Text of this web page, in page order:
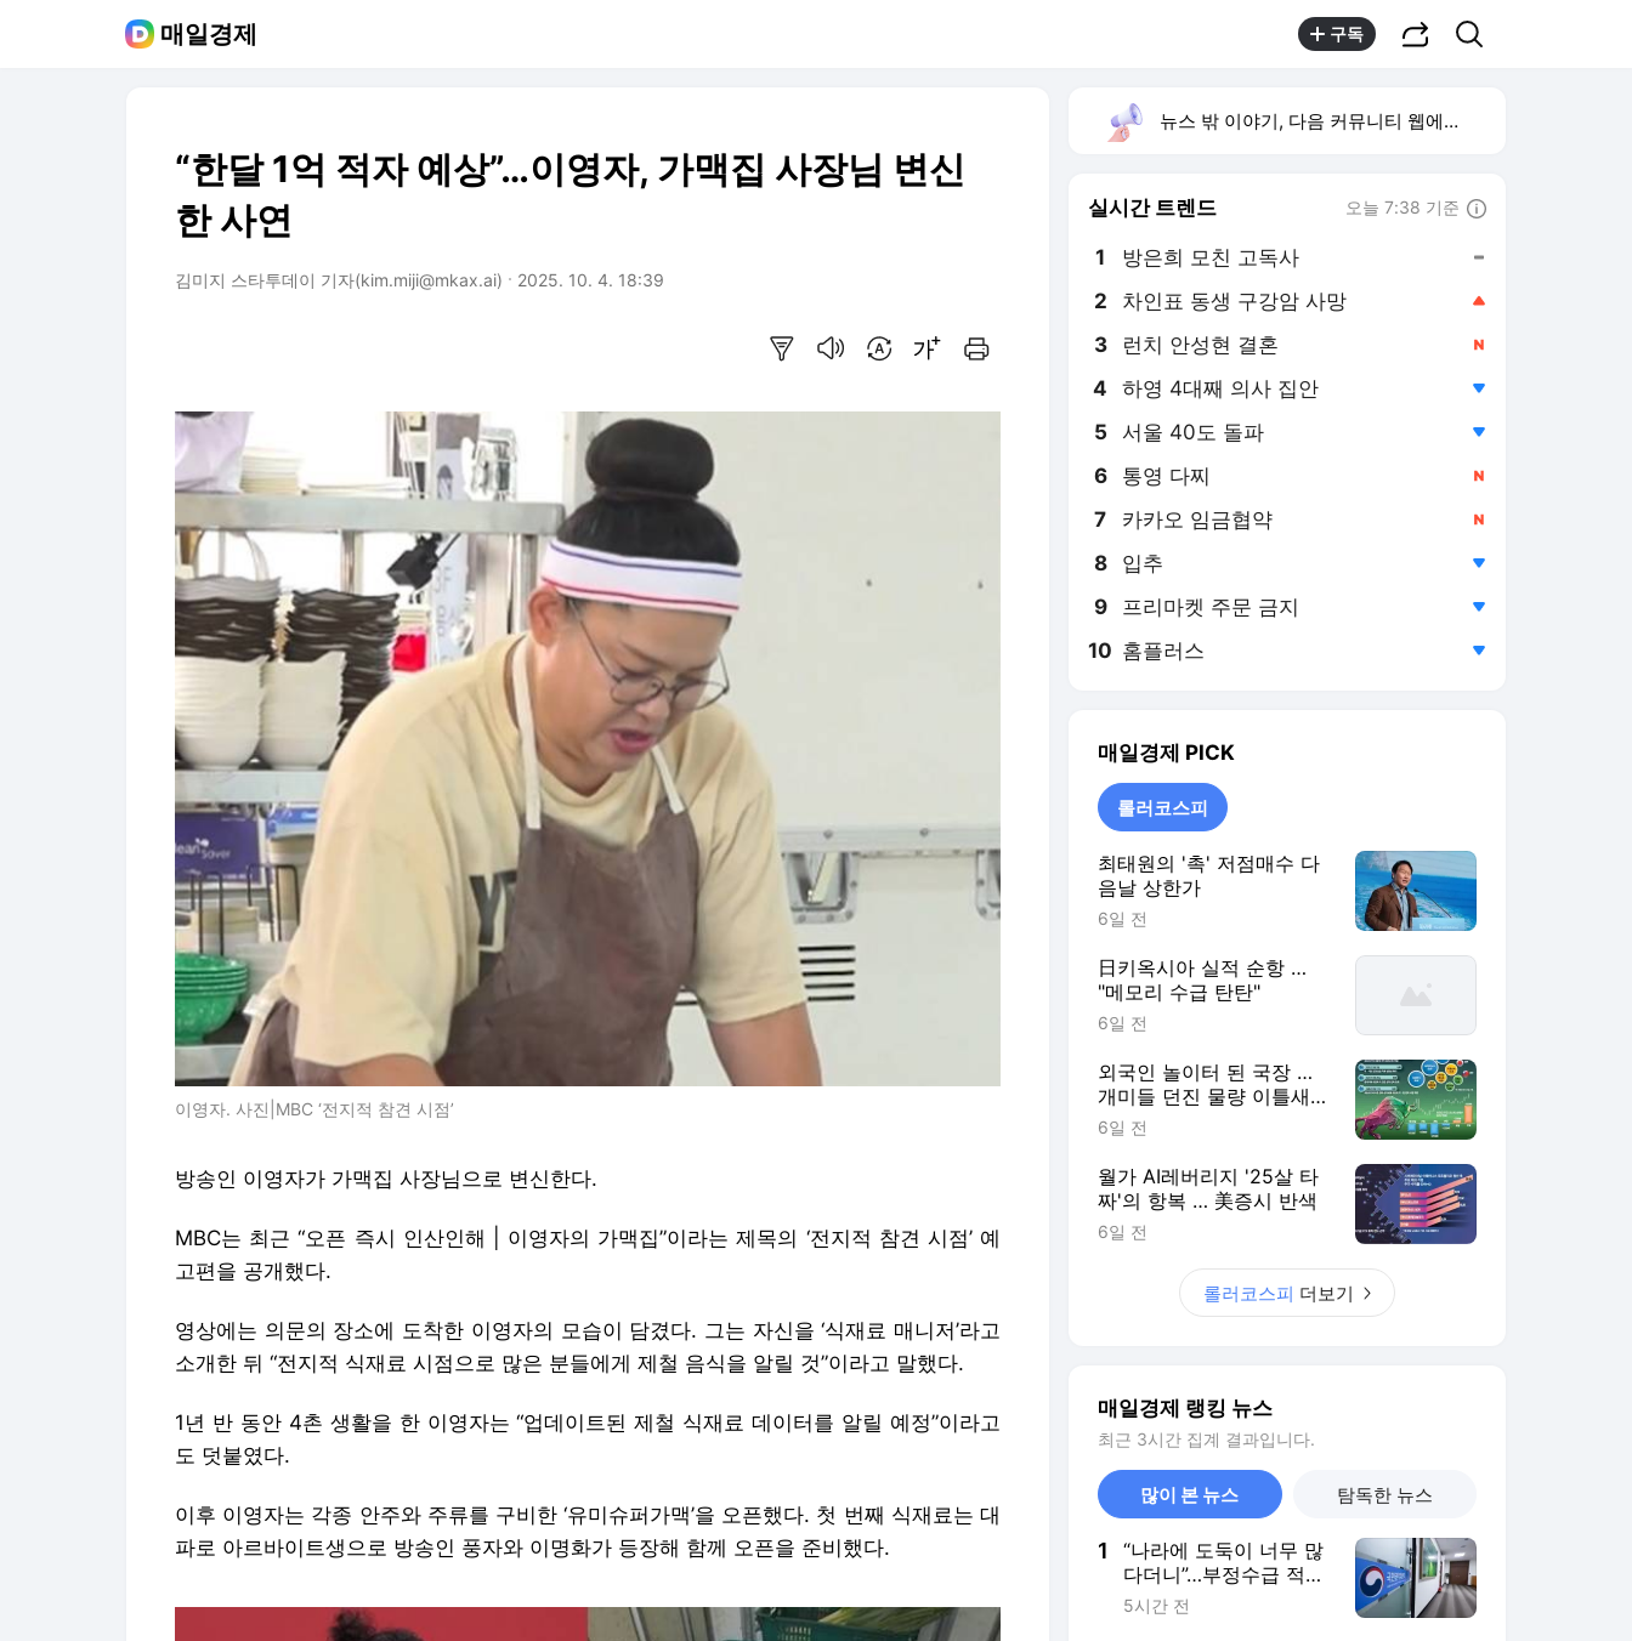
매일경제 구독
“한달 1억 적자 예상”…이영자, 가맥집 사장님 변신
한 사연
김미지 스타투데이 기자(kim.miji@mkax.ai) 2025. 10. 4. 18:39
이영자. 사진|MBC ‘전지적 참견 시점’
방송인 이영자가 가맥집 사장님으로 변신한다.
MBC는 최근 “오픈 즉시 인산인해 | 이영자의 가맥집”이라는 제목의 ‘전지적 참견 시점’ 예
고편을 공개했다.
영상에는 의문의 장소에 도착한 이영자의 모습이 담겼다. 그는 자신을 ‘식재료 매니저’라고
소개한 뒤 “전지적 식재료 시점으로 많은 분들에게 제철 음식을 알릴 것”이라고 말했다.
1년 반 동안 4촌 생활을 한 이영자는 “업데이트된 제철 식재료 데이터를 알릴 예정”이라고
도 덧붙였다.
이후 이영자는 각종 안주와 주류를 구비한 ‘유미슈퍼가맥’을 오픈했다. 첫 번째 식재료는 대
파로 아르바이트생으로 방송인 풍자와 이명화가 등장해 함께 오픈을 준비했다.
뉴스 밖 이야기, 다음 커뮤니티 웹에서 보기
실시간 트렌드 오늘 7:38 기준
1 방은희 모친 고독사
2 차인표 동생 구강암 사망
3 런치 안성현 결혼
4 하영 4대째 의사 집안
5 서울 40도 돌파
6 통영 다찌
7 카카오 임금협약
8 입추
9 프리마켓 주문 금지
10 홈플러스
매일경제 PICK
롤러코스피
최태원의 '촉' 저점매수 다
음날 상한가
6일 전
日키옥시아 실적 순항 …
"메모리 수급 탄탄"
6일 전
외국인 놀이터 된 국장 …
개미들 던진 물량 이틀새
8.5조 쓸어담아
6일 전
월가 AI레버리지 '25살 타
짜'의 항복 … 美증시 반색
6일 전
롤러코스피 더보기
매일경제 랭킹 뉴스
최근 3시간 집계 결과입니다.
많이 본 뉴스 탐독한 뉴스
1
“나라에 도둑이 너무 많
다더니”…부정수급 적발
1300억 ‘역대 최대’
5시간 전